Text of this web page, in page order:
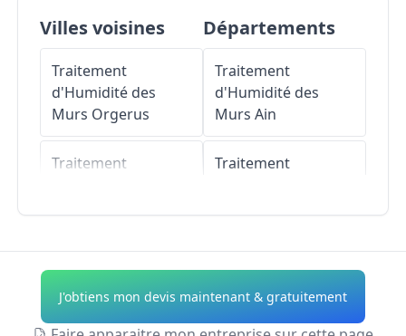
Villes voisines
Traitement
d'Humidité des
Murs Orgerus
Traitement
Traitement
d'Humidité des
Murs Béhoust
Départements
Traitement
d'Humidité des
Murs Ain
Traitement
Traitement
d'Humidité des
Murs Allier
J'obtiens mon devis maintenant & gratuitement